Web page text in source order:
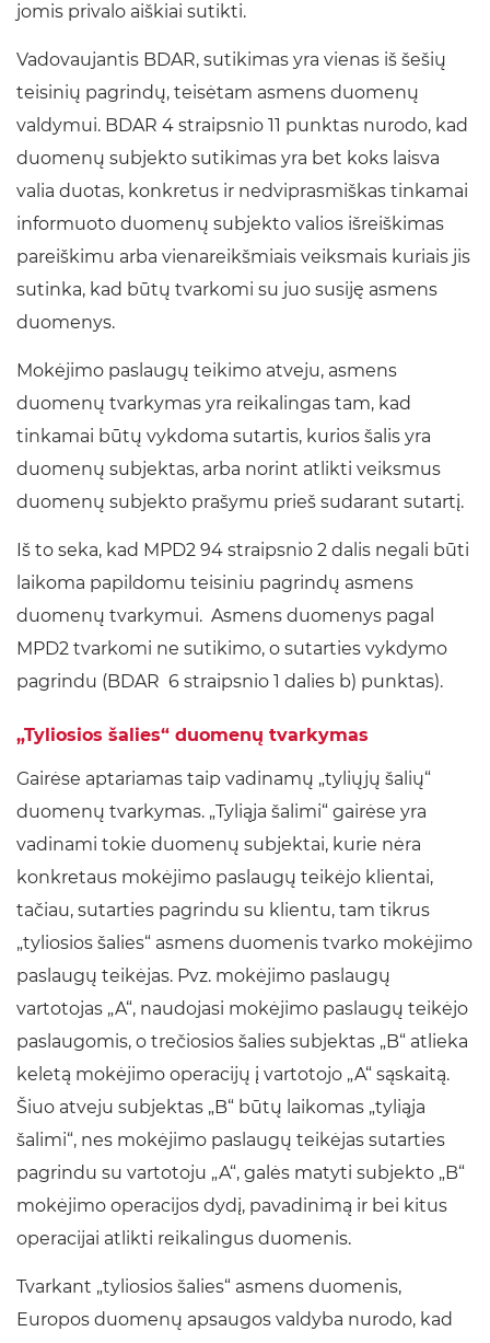
jomis privalo aiškiai sutikti.
Vadovaujantis BDAR, sutikimas yra vienas iš šešių
teisinių pagrindų, teisėtam asmens duomenų
valdymui. BDAR 4 straipsnio 11 punktas nurodo, kad
duomenų subjekto sutikimas yra bet koks laisva
valia duotas, konkretus ir nedviprasmiškas tinkamai
informuoto duomenų subjekto valios išreiškimas
pareiškimu arba vienareikšmiais veiksmais kuriais jis
sutinka, kad būtų tvarkomi su juo susiję asmens
duomenys.
Mokėjimo paslaugų teikimo atveju, asmens
duomenų tvarkymas yra reikalingas tam, kad
tinkamai būtų vykdoma sutartis, kurios šalis yra
duomenų subjektas, arba norint atlikti veiksmus
duomenų subjekto prašymu prieš sudarant sutartį.
Iš to seka, kad MPD2 94 straipsnio 2 dalis negali būti
laikoma papildomu teisiniu pagrindų asmens
duomenų tvarkymui. Asmens duomenys pagal
MPD2 tvarkomi ne sutikimo, o sutarties vykdymo
pagrindu (BDAR 6 straipsnio 1 dalies b) punktas).
„Tyliosios šalies“ duomenų tvarkymas
Gairėse aptariamas taip vadinamų „tyliųjų šalių“
duomenų tvarkymas. „Tyliąja šalimi“ gairėse yra
vadinami tokie duomenų subjektai, kurie nėra
konkretaus mokėjimo paslaugų teikėjo klientai,
tačiau, sutarties pagrindu su klientu, tam tikrus
„tyliosios šalies“ asmens duomenis tvarko mokėjimo
paslaugų teikėjas. Pvz. mokėjimo paslaugų
vartotojas „A“, naudojasi mokėjimo paslaugų teikėjo
paslaugomis, o trečiosios šalies subjektas „B“ atlieka
keletą mokėjimo operacijų į vartotojo „A“ sąskaitą.
Šiuo atveju subjektas „B“ būtų laikomas „tyliąja
šalimi“, nes mokėjimo paslaugų teikėjas sutarties
pagrindu su vartotoju „A“, galės matyti subjekto „B“
mokėjimo operacijos dydį, pavadinimą ir bei kitus
operacijai atlikti reikalingus duomenis.
Tvarkant „tyliosios šalies“ asmens duomenis,
Europos duomenų apsaugos valdyba nurodo, kad